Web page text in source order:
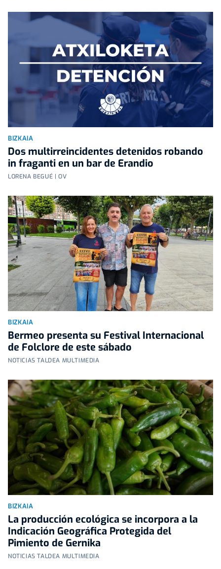
BIZKAIA
Dos multirreincidentes detenidos robando
in fraganti en un bar de Erandio
LORENA BEGUÉ | OV
BIZKAIA
Bermeo presenta su Festival Internacional
de Folclore de este sábado
NOTICIAS TALDEA MULTIMEDIA
BIZKAIA
La producción ecológica se incorpora a la
Indicación Geográfica Protegida del
Pimiento de Gernika
NOTICIAS TALDEA MULTIMEDIA